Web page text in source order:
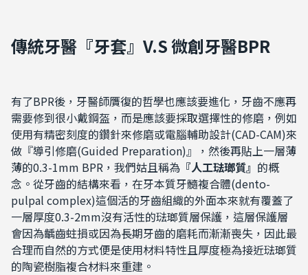
傳統牙醫 『牙套』 V.S微創牙醫BPR
有了BPR後，牙醫師贋復的哲學也應該要進化，牙齒不應再
需要修到很小戴鋼盔，而是應該要採取選擇性的修磨，例如
使用有精密刻度的鑽針來修磨或電腦輔助設計(CAD-CAM)來
做『導引修磨(Guided Preparation)』，然後再貼上一層薄
薄的0.3-1mm BPR，我們姑且稱為 『人工琺瑯質』 的概
念。從牙齒的結構來看，在牙本質牙髓複合體(dento-
pulpal complex)這個活的牙齒組織的外面本來就有覆蓋了
一層厚度0.3-2mm沒有活性的琺瑯質層保護，這層保護層
會因為齲齒蛀損或因為長期牙齒的磨耗而漸漸喪失，因此最
合理而自然的方式便是使用材料特性且厚度極為接近琺瑯質
的陶瓷樹脂複合材料來重建。